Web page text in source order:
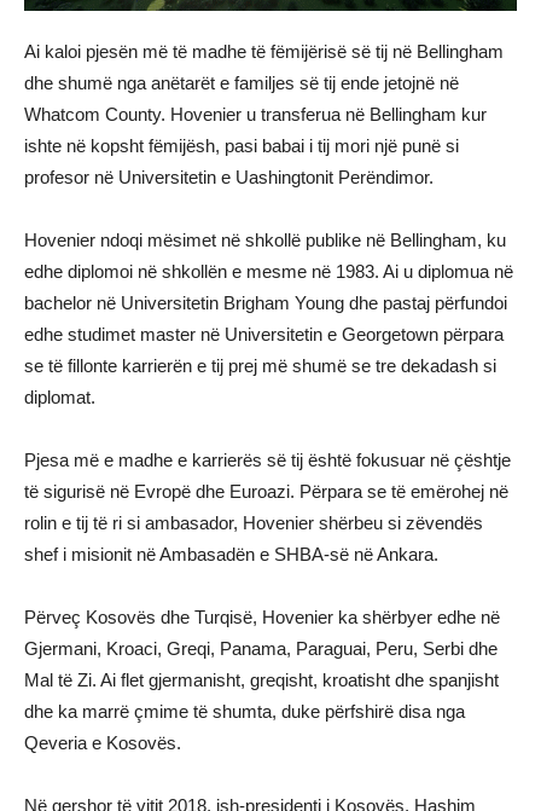
Ai kaloi pjesën më të madhe të fëmijërisë së tij në Bellingham
dhe shumë nga anëtarët e familjes së tij ende jetojnë në
Whatcom County. Hovenier u transferua në Bellingham kur
ishte në kopsht fëmijësh, pasi babai i tij mori një punë si
profesor në Universitetin e Uashingtonit Perëndimor.
Hovenier ndoqi mësimet në shkollë publike në Bellingham, ku
edhe diplomoi në shkollën e mesme në 1983. Ai u diplomua në
bachelor në Universitetin Brigham Young dhe pastaj përfundoi
edhe studimet master në Universitetin e Georgetown përpara
se të fillonte karrierën e tij prej më shumë se tre dekadash si
diplomat.
Pjesa më e madhe e karrierës së tij është fokusuar në çështje
të sigurisë në Evropë dhe Euroazi. Përpara se të emërohej në
rolin e tij të ri si ambasador, Hovenier shërbeu si zëvendës
shef i misionit në Ambasadën e SHBA-së në Ankara.
Përveç Kosovës dhe Turqisë, Hovenier ka shërbyer edhe në
Gjermani, Kroaci, Greqi, Panama, Paraguai, Peru, Serbi dhe
Mal të Zi. Ai flet gjermanisht, greqisht, kroatisht dhe spanjisht
dhe ka marrë çmime të shumta, duke përfshirë disa nga
Qeveria e Kosovës.
Në qershor të vitit 2018, ish-presidenti i Kosovës, Hashim